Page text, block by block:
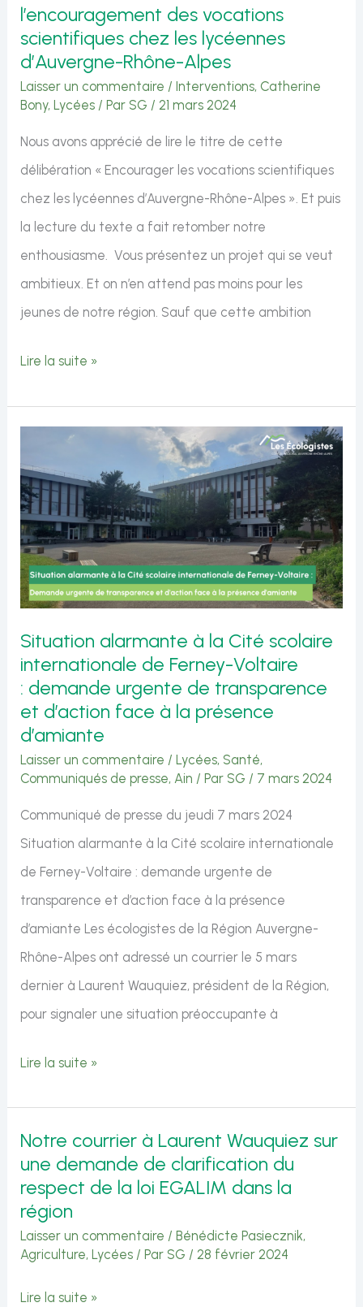
l’encouragement des vocations
scientifiques chez les lycéennes
d’Auvergne-Rhône-Alpes
Laisser un commentaire /Interventions, Catherine
Bony,Lycées / Par SG / 21 mars 2024
Nous avons apprécié de lire le titre de cette
délibération « Encourager les vocations scientifiques
chez les lycéennes d’Auvergne-Rhône-Alpes ». Et puis
la lecture du texte a fait retomber notre
enthousiasme. Vous présentez un projet qui se veut
ambitieux. Et on n’en attend pas moins pour les
jeunes de notre région. Sauf que cette ambition
Intervention
sur
l’encouragement
des
vocations
scientifiques
les
lycéennes
d’Auvergne-
Rhône-
Alpes
Lire la suite »
Situation alarmante à la Cité scolaire
internationale de Ferney-Voltaire
: demande urgente de transparence
et d’action face à la présence
d’amiante
Laisser un commentaire /Lycées, Santé,
Communiqués de presse, Ain / Par SG / 7 mars 2024
Communiqué de presse du jeudi 7 mars 2024
Situation alarmante à la Cité scolaire internationale
de Ferney-Voltaire : demande urgente de
transparence et d’action face à la présence
d’amiante Les écologistes de la Région Auvergne-
Rhône-Alpes ont adressé un courrier le 5 mars
dernier à Laurent Wauquiez, président de la Région,
pour signaler une situation préoccupante à
Situation
la
Cité
scolaire
internationale
de
Ferney-
Lire la suite »
Notre courrier à Laurent Wauquiez sur
une demande de clarification du
respect de la loi EGALIM dans la
région
Laisser un commentaire /Bénédicte Pasiecznik,
Agriculture,Lycées / Par SG / 28 février 2024
Notre
Lire la suite »